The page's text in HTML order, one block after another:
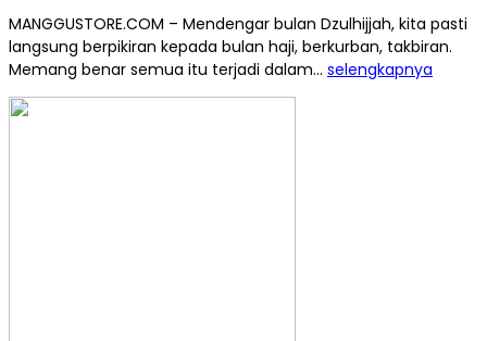
MANGGUSTORE.COM – Mendengar bulan Dzulhijjah, kita pasti
langsung berpikiran kepada bulan haji, berkurban, takbiran.
Memang benar semua itu terjadi dalam... selengkapnya